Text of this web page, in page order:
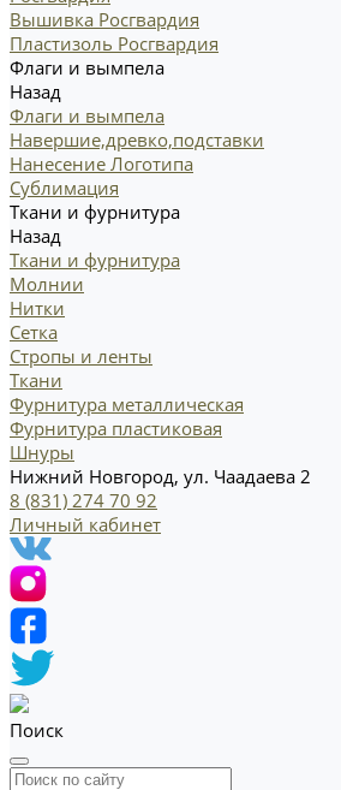
Вышивка Росгвардия
Пластизоль Росгвардия
Флаги и вымпела
Назад
Флаги и вымпела
Навершие,древко,подставки
Нанесение Логотипа
Сублимация
Ткани и фурнитура
Назад
Ткани и фурнитура
Молнии
Нитки
Сетка
Стропы и ленты
Ткани
Фурнитура металлическая
Фурнитура пластиковая
Шнуры
Нижний Новгород, ул. Чаадаева 2
8 (831) 274 70 92
Личный кабинет
Поиск